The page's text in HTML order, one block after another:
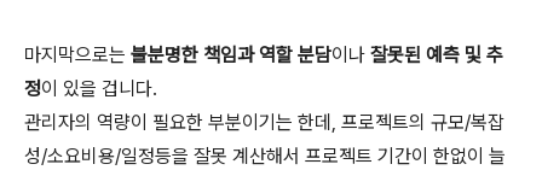
마지막으로는 불분명한 책임과 역할 분담이나 잘못된 예측 및 추
정이 있을 겁니다.
관리자의 역량이 필요한 부분이기는 한데, 프로젝트의 규모/복잡
성/소요비용/일정등을 잘못 계산해서 프로젝트 기간이 한없이 늘